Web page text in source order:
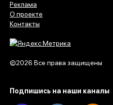
Реклама
О проекте
Контакты
©2026 Все права защищены
Подпишись на наши каналы